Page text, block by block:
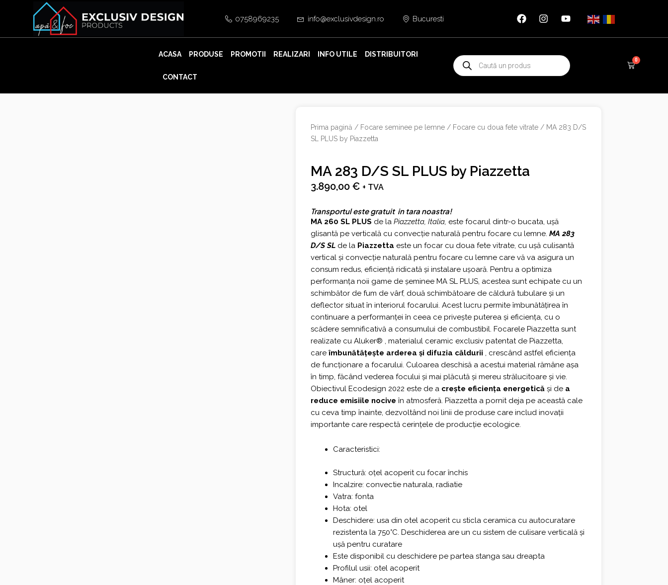
content
0758969235 info@exclusivdesign.ro Bucuresti
ACASA PRODUSE PROMOTII REALIZARI INFO UTILE DISTRIBUITORI
CONTACT
Products
search
0
Cart
Prima pagină / Focare seminee pe lemne / Focare cu doua fete vitrate / MA 283 D/S
SL PLUS by Piazzetta
MA 283 D/S SL PLUS by Piazzetta
3.890,00€ + TVA
Transportul este gratuit in tara noastra!
MA 260 SL PLUS de laPiazzetta, Italia, este focarul dintr-o bucata, uşă
glisantă pe verticală cu convecţie naturală pentru focare cu lemne.MA 283
D/S SL de la Piazzetta este un focar cu doua fete vitrate, cu ușă culisantă
vertical și convecție naturală pentru focare cu lemne care vă va asigura un
consum redus, eficiență ridicată și instalare ușoară. Pentru a optimiza
performanța noii game de șeminee MA SL PLUS, acestea sunt echipate cu un
schimbător de fum de vârf, două schimbătoare de căldură tubulare și un
deflector situat în interiorul focarului. Acest lucru permite îmbunătățirea în
continuare a performanței în ceea ce privește puterea și eficiența, cu o
scădere semnificativă a consumului de combustibil. Focarele Piazzetta sunt
realizate cu Aluker® , materialul ceramic exclusiv patentat de Piazzetta,
careîmbunătățește arderea și difuzia căldurii , crescând astfel eficiența
de funcționare a focarului. Culoarea deschisă a acestui material rămâne așa
în timp, făcând vederea focului și mai plăcută și mereu strălucitoare și vie.
Obiectivul Ecodesign 2022 este de a crește eficiența energetică și de a
reduce emisiile nocive în atmosferă. Piazzetta a pornit deja pe această cale
cu ceva timp înainte, dezvoltând noi linii de produse care includ inovații
importante care respectă cerințele de producție ecologice.
Caracteristici:
Structură: oțel acoperit cu focar închis
Incalzire: convectie naturala, radiatie
Vatra: fonta
Hota: otel
Deschidere: usa din otel acoperit cu sticla ceramica cu autocuratare
rezistenta la 750°C. Deschiderea are un cu sistem de culisare verticală și
ușă pentru curatare
Este disponibil cu deschidere pe partea stanga sau dreapta
Profilul usii: otel acoperit
Mâner: oțel acoperit